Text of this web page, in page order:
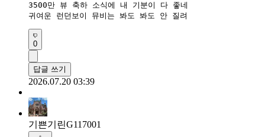
3500만 뷰 축하 소식에 내 기분이 다 좋네
귀여운 런던보이 뮤비는 봐도 봐도 안 질려
0
답글 쓰기
2026.07.20 03:39
기쁜기린G117001